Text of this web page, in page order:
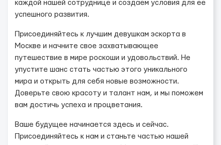
каждой нашей сотруднице и создаем условия для ее
успешного развития.
Присоединяйтесь к лучшим девушкам эскорта в
Москве и начните свое захватывающее
путешествие в мире роскоши и удовольствий. Не
упустите шанс стать частью этого уникального
мира и открыть для себя новые возможности.
Доверьте свою красоту и талант нам, и мы поможем
вам достичь успеха и процветания.
Ваше будущее начинается здесь и сейчас.
Присоединяйтесь к нам и станьте частью нашей